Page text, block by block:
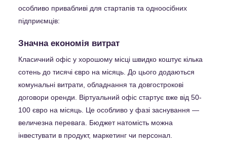
особливо привабливі для стартапів та одноосібних
підприємців:
Значна економія витрат
Класичний офіс у хорошому місці швидко коштує кілька
сотень до тисячі євро на місяць. До цього додаються
комунальні витрати, обладнання та довгострокові
договори оренди. Віртуальний офіс стартує вже від 50-
100 євро на місяць. Це особливо у фазі заснування —
величезна перевага. Бюджет натомість можна
інвестувати в продукт, маркетинг чи персонал.